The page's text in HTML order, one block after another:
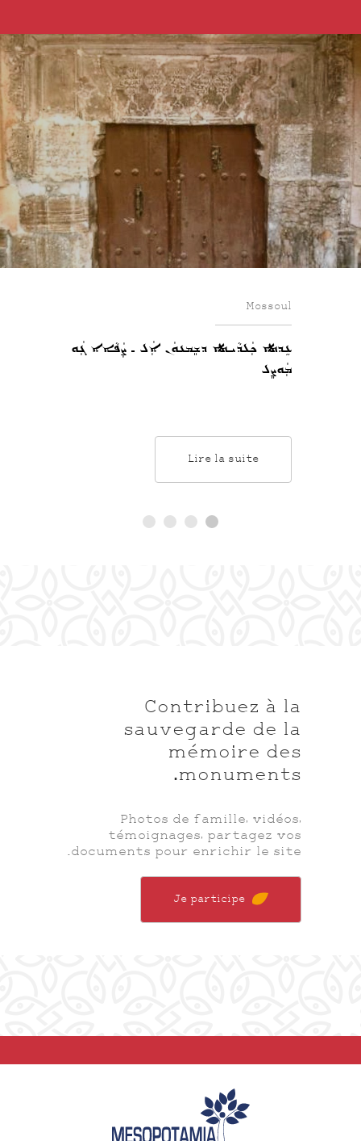
Mossoul
ܥܹܕܬܐ ܟܲܠܕܵܝܬܐ ܕܫܸܡܥܘܿܢ ܐܲܠ ـ ܨܲܦܵܐܐ ܓܲܘ
ܡܲܘܨܸܠ
Lire la suite
Contribuez à la
sauvegarde de la
mémoire des
monuments.
Photos de famille, vidéos,
témoignages, partagez vos
documents pour enrichir le site.
Je participe